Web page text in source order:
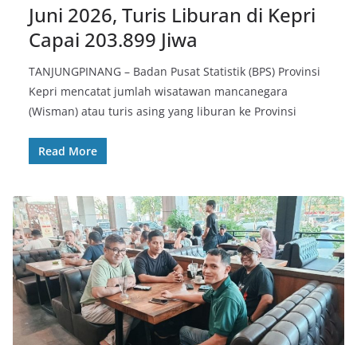
Juni 2026, Turis Liburan di Kepri
Capai 203.899 Jiwa
TANJUNGPINANG – Badan Pusat Statistik (BPS) Provinsi
Kepri mencatat jumlah wisatawan mancanegara
(Wisman) atau turis asing yang liburan ke Provinsi
Read More